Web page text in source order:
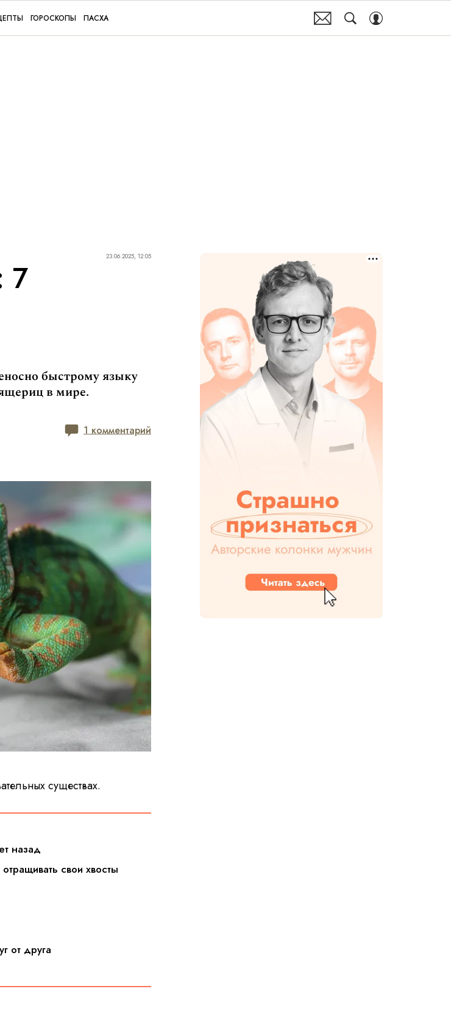
ГОРОСКОПЫ ПАСХА
23.06.2025, 12:05
7
быстрому языку
в мире.
1 комментарий
существах.
назад
свои хвосты
от друга